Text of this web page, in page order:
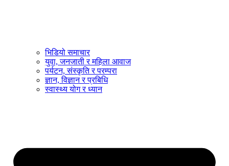
भिडियो समाचार
युवा, जनजाती र महिला आवाज
पर्यटन, संस्कृति र परम्परा
ज्ञान, विज्ञान र प्रबिधि
स्वास्थ्य योग र ध्यान